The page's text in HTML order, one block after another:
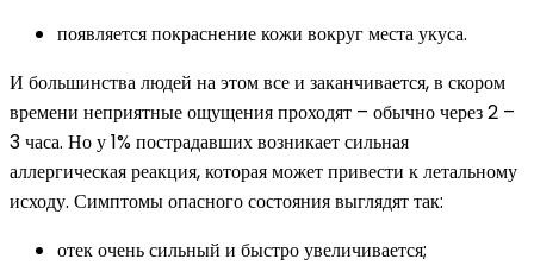
появляется покраснение кожи вокруг места укуса.
И большинства людей на этом все и заканчивается, в скором
времени неприятные ощущения проходят – обычно через 2 –
3 часа. Но у 1% пострадавших возникает сильная
аллергическая реакция, которая может привести к летальному
исходу. Симптомы опасного состояния выглядят так:
отек очень сильный и быстро увеличивается;